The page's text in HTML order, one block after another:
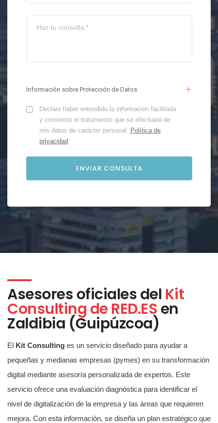
Información sobre Protección de Datos
Declaro haber entendido la información facilitada
y consiento el tratamiento que se efectuará de
mis datos de carácter personal. Política de
privacidad.
Asesores oficiales del Kit
Consulting de RED.ESen
Zaldibia (Guipúzcoa)
El Kit Consulting es un servicio diseñado para ayudar a
pequeñas y medianas empresas (pymes) en su transformación
digital mediante asesoría personalizada de expertos. Este
servicio ofrece una evaluación diagnóstica para identificar el
nivel de digitalización de la empresa y las áreas que requieren
mejora. Con esta información, se diseña un plan estratégico que